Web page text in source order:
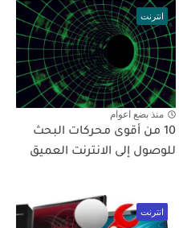
انترنت
منذ بضع اعوام
10 من أقوى محركات البحث
للوصول إلى الانترنت العميق
انترنت